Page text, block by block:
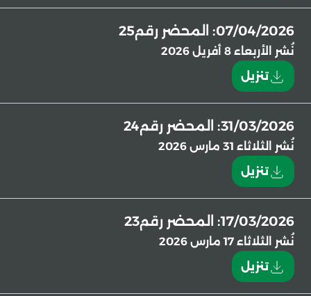
07/04/2026: المحضر رقم25
نُشر
الأربعاء 8 أفريل 2026
تنزيل
31/03/2026: المحضر رقم24
نُشر
الثلاثاء 31 مارس 2026
تنزيل
17/03/2026: المحضر رقم23
نُشر
الثلاثاء 17 مارس 2026
تنزيل